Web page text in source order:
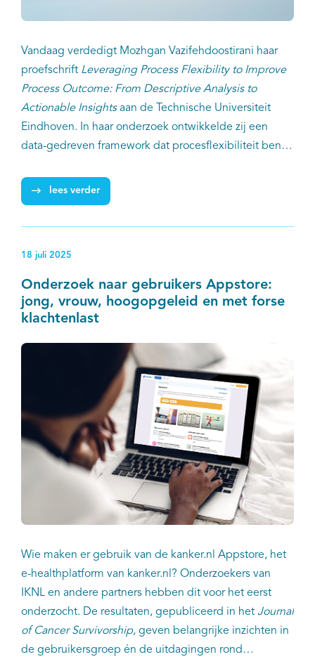
Vandaag verdedigt Mozhgan Vazifehdoostirani haar
proefschrift Leveraging Process Flexibility to Improve
Process Outcome: From Descriptive Analysis to
Actionable Insightsaan de Technische Universiteit
Eindhoven. In haar onderzoek ontwikkelde zij een
data-gedreven framework dat procesflexibiliteit benut
verbeteren in complexe en sterk variabele processen,
zoals kankerzorg.
lees verder
18 juli 2025
Onderzoek naar gebruikers Appstore:
jong, vrouw, hoogopgeleid en met forse
klachtenlast
Wie maken er gebruik van de kanker.nl Appstore, het
e-healthplatform van kanker.nl? Onderzoekers van
IKNL en andere partners hebben dit voor het eerst
onderzocht. De resultaten, gepubliceerd in het Journal
of Cancer Survivorship, geven belangrijke inzichten in
de gebruikersgroep én de uitdagingen rond